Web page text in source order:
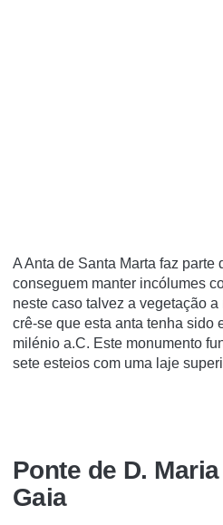
A Anta de Santa Marta faz parte
conseguem manter incólumes
neste caso talvez a vegetação
crê-se que esta anta tenha sido
milénio a.C. Este monumento
sete esteios com uma laje
Ponte de D.
Gaia